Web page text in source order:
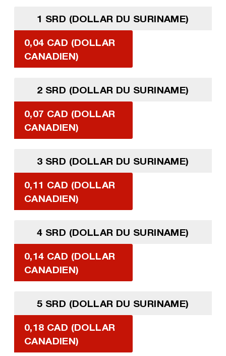
1 SRD (DOLLAR DU SURINAME)
0,04 CAD (DOLLAR
CANADIEN)
2 SRD (DOLLAR DU SURINAME)
0,07 CAD (DOLLAR
CANADIEN)
3 SRD (DOLLAR DU SURINAME)
0,11 CAD (DOLLAR
CANADIEN)
4 SRD (DOLLAR DU SURINAME)
0,14 CAD (DOLLAR
CANADIEN)
5 SRD (DOLLAR DU SURINAME)
0,18 CAD (DOLLAR
CANADIEN)